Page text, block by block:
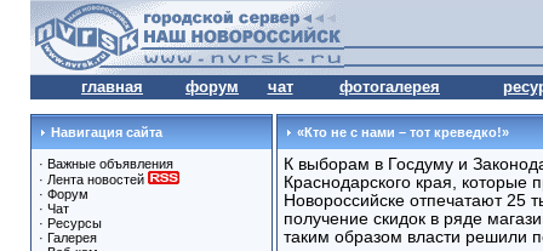
главная форум чат фотогалерея
Навигация сайта
· Важные объявления
· Лента новостей
· Форум
· Чат
· Ресурсы
· Галерея
«Кто не с нами – тот креведко!»
К выборам в Госдуму и
Краснодарского края, которые
Новороссийске отпечатают 25
получение скидок в ряде
таким образом власти решили